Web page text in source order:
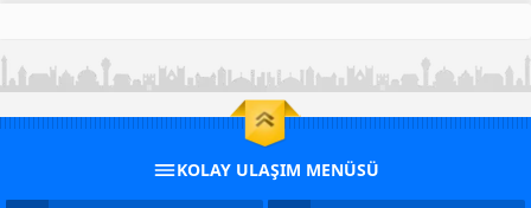
KOLAY ULAŞIM MENÜSÜ